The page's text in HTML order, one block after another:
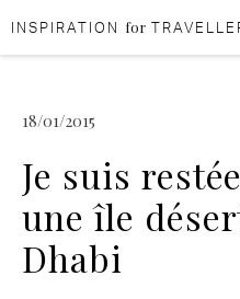
Aller au contenu
Aller au menu
INSPIRATION for
18/01/2015
Je suis
une île
Dhabi